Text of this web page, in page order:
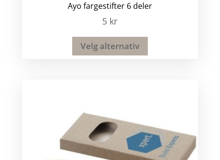
Ayo fargestifter 6 deler
5 kr
Velg alternativ